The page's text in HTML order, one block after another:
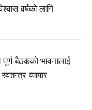
वर्षको लागि
बैठकको भावनालाई
व्यापार